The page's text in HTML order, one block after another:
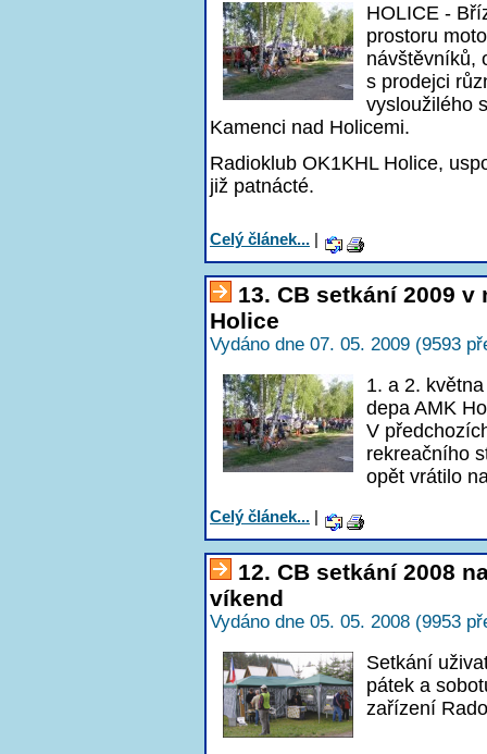
HOLICE -
prostoru
návštěvníků,
s prodejci
vysloužilého
Kamenci nad Holicemi.
Radioklub OK1KHL Holice,
již patnácté.
Celý článek... |
13. CB setkání 2009
Holice
Vydáno dne 07. 05. 2009 (9593
1. a 2.
depa AMK
V
rekreačního
opět vrátilo
Celý článek... |
12. CB setkání 2008
víkend
Vydáno dne 05. 05. 2008 (9953
Setkání
pátek a
zařízení